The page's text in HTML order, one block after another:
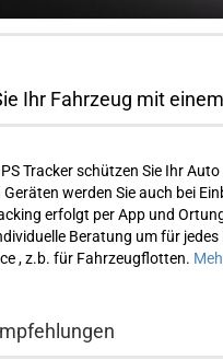
Ihr Fahrzeug mit
Tracker schützen Sie Ihr
Geräten werden Sie auch bei
erfolgt per App und
Beratung um für
, z.b. für Fahrzeugflotten.